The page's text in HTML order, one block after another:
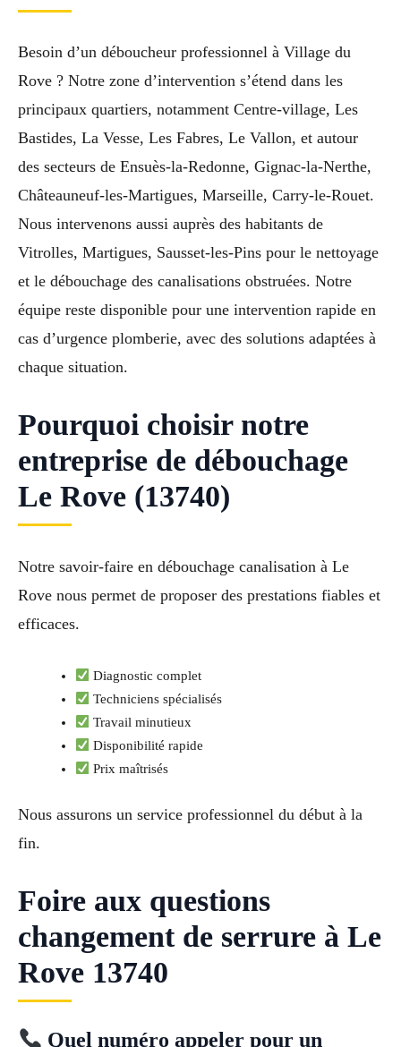
Besoin d’un déboucheur professionnel à Village du
Rove ? Notre zone d’intervention s’étend dans les
principaux quartiers, notamment Centre-village, Les
Bastides, La Vesse, Les Fabres, Le Vallon, et autour
des secteurs de Ensuès-la-Redonne, Gignac-la-Nerthe,
Châteauneuf-les-Martigues, Marseille, Carry-le-Rouet.
Nous intervenons aussi auprès des habitants de
Vitrolles, Martigues, Sausset-les-Pins pour le nettoyage
et le débouchage des canalisations obstruées. Notre
équipe reste disponible pour une intervention rapide en
cas d’urgence plomberie, avec des solutions adaptées à
chaque situation.
Pourquoi choisir notre
entreprise de débouchage
Le Rove (13740)
Notre savoir-faire en débouchage canalisation à Le
Rove nous permet de proposer des prestations fiables et
efficaces.
Diagnostic complet
Techniciens spécialisés
Travail minutieux
Disponibilité rapide
Prix maîtrisés
Nous assurons un service professionnel du début à la
fin.
Foire aux questions
changement de serrure à Le
Rove 13740
Quel numéro appeler pour un